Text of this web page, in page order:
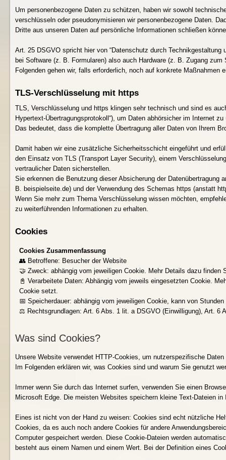
Um personenbezogene Daten zu schützen, haben wir sowohl
verschlüsseln oder pseudonymisieren wir personenbezogene Daten.
Dritte aus unseren Daten auf persönliche Informationen schließen
Art. 25 DSGVO spricht hier von “Datenschutz durch
bei Software (z. B. Formularen) also auch Hardware (z. B. Zugang
Folgenden gehen wir, falls erforderlich, noch auf konkrete Maßnahmen
TLS-Verschlüsselung mit https
TLS, Verschlüsselung und https klingen sehr technisch und sind es
Hypertext-Übertragungsprotokoll“), um Daten abhörsicher im Internet zu
Das bedeutet, dass die komplette Übertragung aller Daten von Ihrem
Damit haben wir eine zusätzliche Sicherheitsschicht eingeführt und
den Einsatz von TLS (Transport Layer Security), einem
vertraulicher Daten sicherstellen.
Sie erkennen die Benutzung dieser Absicherung der Datenübertragung
B. beispielseite.de) und der Verwendung des Schemas https (anstatt
Wenn Sie mehr zum Thema Verschlüsselung wissen möchten,
zu weiterführenden Informationen zu erhalten.
Cookies
Cookies Zusammenfassung
👥 Betroffene: Besucher der Website
🤝 Zweck: abhängig vom jeweiligen Cookie. Mehr Details dazu
📓 Verarbeitete Daten: Abhängig vom jeweils eingesetzten Cookie.
Cookie setzt.
📅 Speicherdauer: abhängig vom jeweiligen Cookie, kann von
⚖️ Rechtsgrundlagen: Art. 6 Abs. 1 lit. a DSGVO (Einwilligung), Art. 6
Was sind Cookies?
Unsere Website verwendet HTTP-Cookies, um nutzerspezifische
Im Folgenden erklären wir, was Cookies sind und warum Sie genutzt
Immer wenn Sie durch das Internet surfen, verwenden Sie einen
Microsoft Edge. Die meisten Websites speichern kleine Text-Dateien
Eines ist nicht von der Hand zu weisen: Cookies sind echt nützliche
Cookies, da es auch noch andere Cookies für andere
Computer gespeichert werden. Diese Cookie-Dateien werden
besteht aus einem Namen und einem Wert. Bei der Definition eines